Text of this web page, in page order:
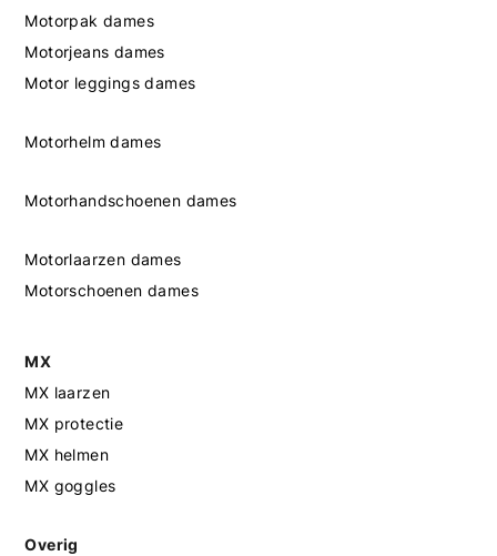
Motorpak dames
Motorjeans dames
Motor leggings dames
Motorhelm dames
Motorhandschoenen dames
Motorlaarzen dames
Motorschoenen dames
MX
MX laarzen
MX protectie
MX helmen
MX goggles
Overig